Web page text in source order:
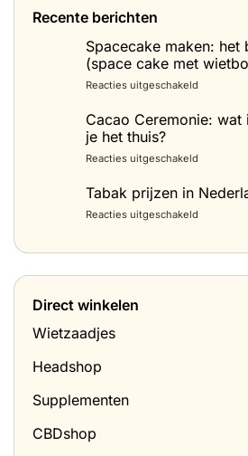
Recente berichten
Spacecake maken: het
(space cake met
Reacties uitgeschakeld
maken:
het
cake
Cacao Ceremonie: wat
je het thuis?
Reacties uitgeschakeld
wat
doe
Tabak prijzen in
Reacties uitgeschakeld
Nederland
Direct winkelen
Wietzaadjes
Headshop
Supplementen
CBDshop